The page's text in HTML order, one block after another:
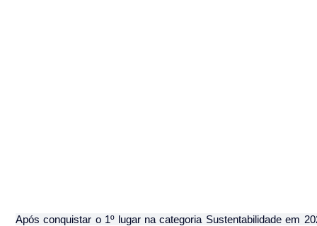
Após conquistar o 1º lugar na categoria Sustentabilidade em